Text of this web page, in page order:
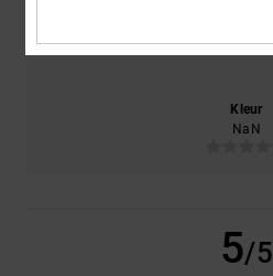
Kleur
NaN
5/5